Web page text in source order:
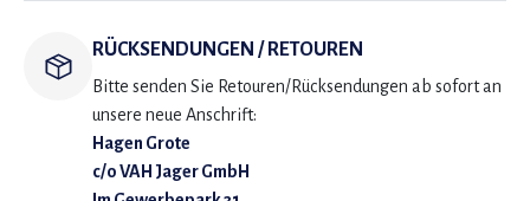
RÜCKSENDUNGEN / RETOUREN
Bitte senden Sie Retouren/Rücksendungen ab sofort an
unsere neue Anschrift:
Hagen Grote
c/o VAH Jager GmbH